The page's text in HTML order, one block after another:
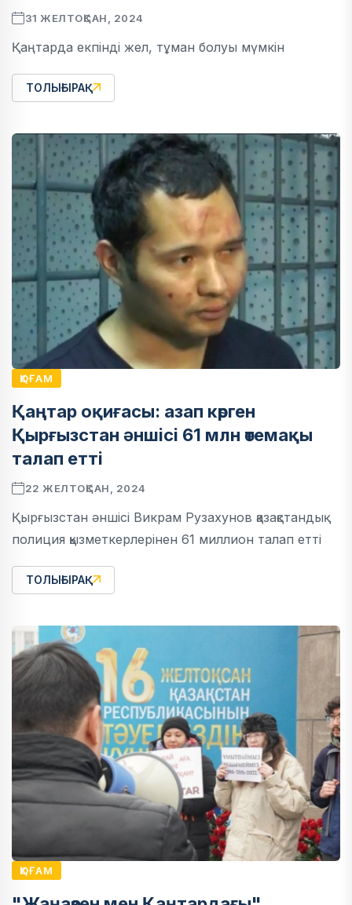
31 ЖЕЛТОҚСАН, 2024
Қаңтарда екпінді жел, тұман болуы мүмкін
ТОЛЫҒЫРАҚ
ҚОҒАМ
Қаңтар оқиғасы: азап көрген
Қырғызстан әншісі 61 млн өтемақы
талап етті
22 ЖЕЛТОҚСАН, 2024
Қырғызстан әншісі Викрам Рузахунов қазақстандық
полиция қызметкерлерінен 61 миллион талап етті
ТОЛЫҒЫРАҚ
ҚОҒАМ